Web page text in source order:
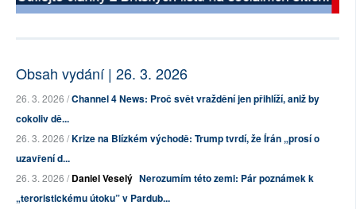
Obsah vydání | 26. 3. 2026
26. 3. 2026 /Channel 4 News: Proč svět vraždění jen přihlíží, aniž by
cokoliv dě...
26. 3. 2026 /Krize na Blízkém východě: Trump tvrdí, že Írán „prosí o
uzavření d...
26. 3. 2026 /Daniel Veselý Nerozumím této zemi: Pár poznámek k
„teroristickému útoku” v Pardub...